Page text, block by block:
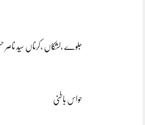
جلوے ،لشکاں ،کرناں سید ناصر
حواس باطنی